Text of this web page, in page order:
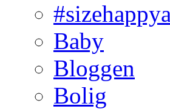
Baby
Bloggen
Bolig